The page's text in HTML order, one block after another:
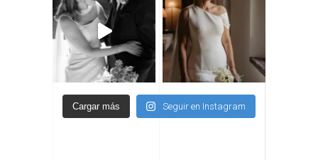
Cargar más Seguir en Instagram